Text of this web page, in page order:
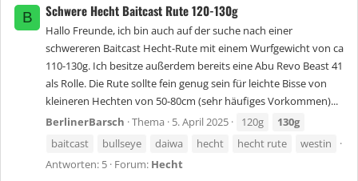
B Schwere Hecht Baitcast Rute 120-130g
Hallo Freunde, ich bin auch auf der suche nach einer
schwereren Baitcast Hecht-Rute mit einem Wurfgewicht von ca
110-130g. Ich besitze außerdem bereits eine Abu Revo Beast 41
als Rolle. Die Rute sollte fein genug sein für leichte Bisse von
kleineren Hechten von 50-80cm (sehr häufiges Vorkommen)...
BerlinerBarsch Thema 5. April 2025 120g
130g
baitcast
bullseye daiwa hecht hecht rute
westin
Antworten: 5 Forum: Hecht